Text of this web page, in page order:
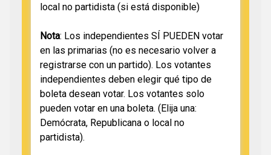
local no partidista (si está disponible)
Nota: Los independientes SÍ PUEDEN votar
en las primarias (no es necesario volver a
registrarse con un partido). Los votantes
independientes deben elegir qué tipo de
boleta desean votar. Los votantes solo
pueden votar en una boleta. (Elija una:
Demócrata, Republicana o local no
partidista).